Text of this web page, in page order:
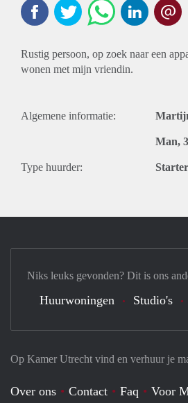
Rustig persoon, op zoek naar een
wonen met mijn vriendin.
Algemene informatie:
Man,
Type huurder: Starter
Op Kamer Utrecht vind en verhuur je
Over ons Contact Faq Voor
Niks leuks gevonden? Dit is ons
Huurwoningen Studio's